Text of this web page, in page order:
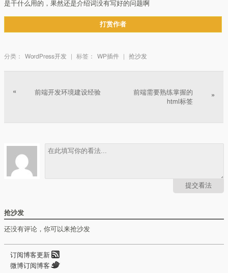
是干什么用的，果然还是介绍词没有写好的问题啊
打赏作者
分类： WordPress开发 标签： WP插件 抢沙发
« 前端开发环境建设经验
前端需要熟练掌握的
html标签
»
提交看法
抢沙发
还没有评论，你可以来抢沙发
订阅博客更新
微博订阅博客